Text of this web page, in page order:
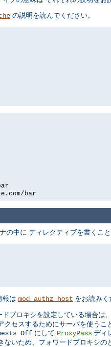
の説明を読んでください。
bar
の中に ディレクティブを書くこ
報は mod_authz_host をお読みく
プロキシを設定している場合は
セスするためにサーバを使う
Off にして ProxyPass ディ
いため、フォワードプロキシの